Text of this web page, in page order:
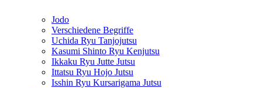
Jodo
Verschiedene Begriffe
Uchida Ryu Tanjojutsu
Kasumi Shinto Ryu Kenjutsu
Ikkaku Ryu Jutte Jutsu
Ittatsu Ryu Hojo Jutsu
Isshin Ryu Kursarigama Jutsu